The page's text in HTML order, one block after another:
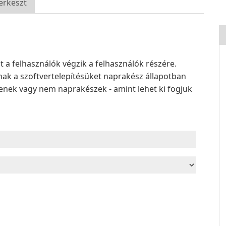
felhasználók végzik a felhasználók részére.
a szoftvertelepítésüket naprakész állapotban
vagy nem naprakészek - amint lehet ki fogjuk